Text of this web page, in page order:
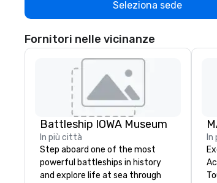
Seleziona sede
Fornitori nelle vicinanze
Battleship IOWA Museum
In più città
Step aboard one of the most
powerful battleships in history
and explore life at sea through